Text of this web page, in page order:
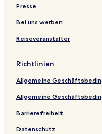
n
g
a
t
.
w
i
g
n
h
o
e
m
A
l
l
ä
H
o
t
l
e
s
s
e
e
A
p
r
e
n
t
ls
e
n
e
Presse
Bei uns werben
Reiseveranstalter
Richtlinien
Allgemeine
Allgemeine
Barrierefreiheit
Datenschutz